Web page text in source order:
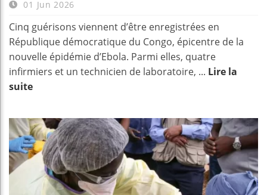
01 Jun 2026
Cinq guérisons viennent d’être enregistrées en
République démocratique du Congo, épicentre de la
nouvelle épidémie d’Ebola. Parmi elles, quatre
infirmiers et un technicien de laboratoire, ... Lire la
suite